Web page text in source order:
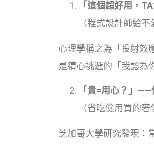
「這個超好用，
（程式設計師給
心理學稱之為「投射效
是精心挑選的「我認為
「貴=用心？」
（省吃儉用買的
芝加哥大學研究發現：